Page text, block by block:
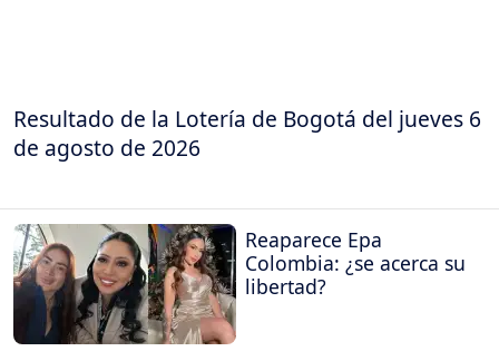
Resultado de la Lotería de Bogotá del jueves 6
de agosto de 2026
Reaparece Epa
Colombia: ¿se acerca su
libertad?